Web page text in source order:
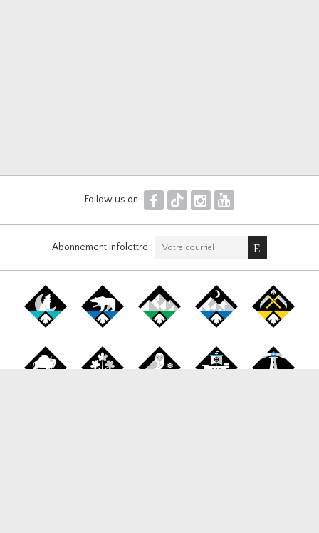
Follow us on F T I Y
Abonnement infolettre